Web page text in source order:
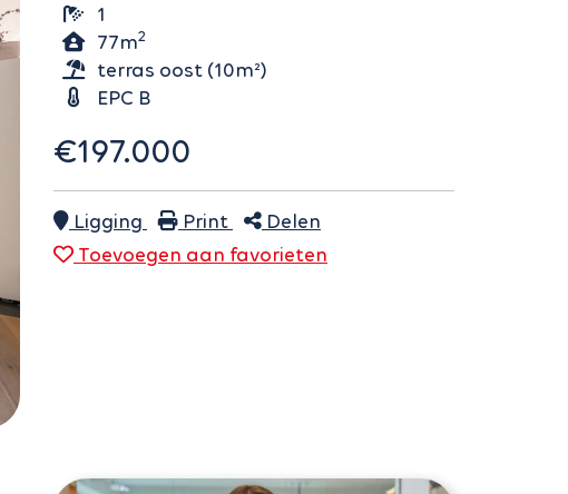
1
77m2
terras oost (10m²)
EPC B
€197.000
Ligging Print
Delen
Toevoegen aan favorieten